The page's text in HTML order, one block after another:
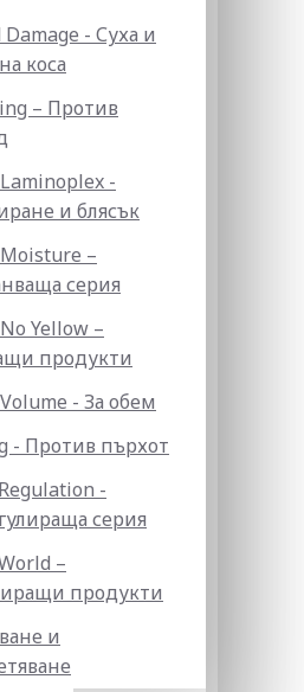
- Суха и
коса
– Против
-
и блясък
–
серия
Yellow –
продукти
- За обем
- Против пърхот
-
серия
–
продукти
и